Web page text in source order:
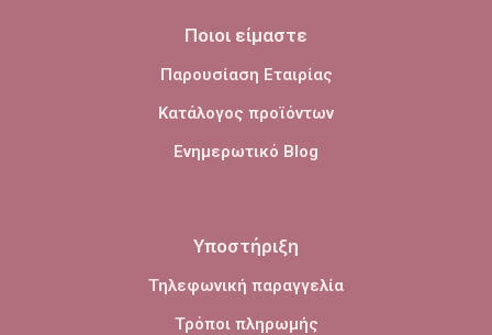
Ποιοι είμαστε
Παρουσίαση Εταιρίας
Κατάλογος προϊόντων
Ενημερωτικό Blog
Υποστήριξη
Τηλεφωνική παραγγελία
Τρόποι πληρωμής